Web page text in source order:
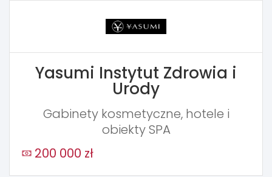
Yasumi Instytut Zdrowia i
Urody
Gabinety kosmetyczne, hotele i
obiekty SPA
200 000 zł